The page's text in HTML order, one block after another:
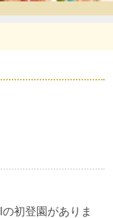
初登園がありま